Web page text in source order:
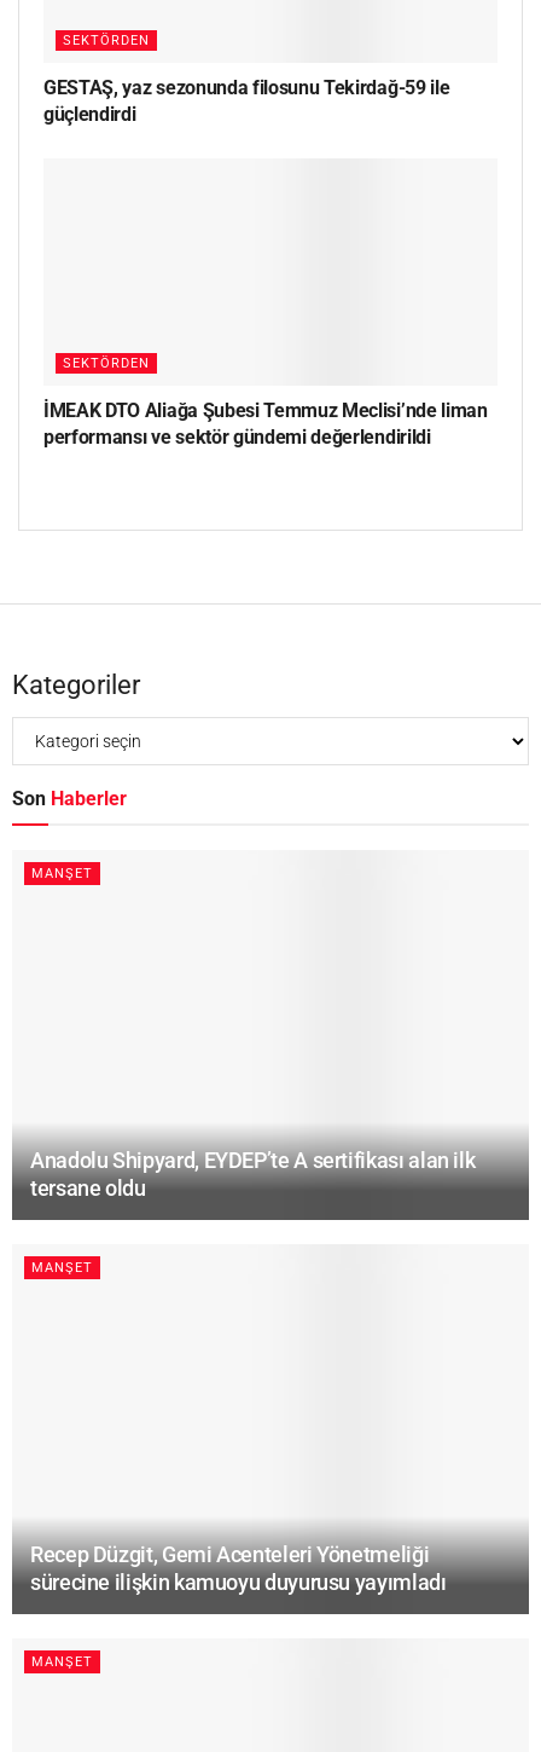
SEKTÖRDEN
GESTAŞ, yaz sezonunda filosunu Tekirdağ-59 ile
güçlendirdi
SEKTÖRDEN
İMEAK DTO Aliağa Şubesi Temmuz Meclisi’nde liman
performansı ve sektör gündemi değerlendirildi
Kategoriler
Son Haberler
MANŞET
Anadolu Shipyard, EYDEP’te A sertifikası alan ilk
tersane oldu
MANŞET
Recep Düzgit, Gemi Acenteleri Yönetmeliği
sürecine ilişkin kamuoyu duyurusu yayımladı
MANŞET